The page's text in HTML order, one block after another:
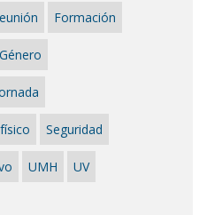
Formación
Género
Seguridad
UMH UV